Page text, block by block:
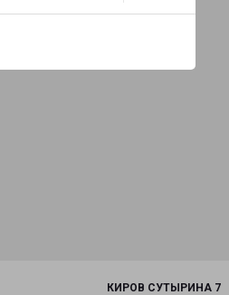
КИРОВ СУТЫРИНА 7